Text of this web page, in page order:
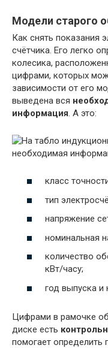
Модели старого
Как снять показания
счётчика. Его легко
колесика,
цифрами, которых
зависимости от его
выведена вся
информация. А это:
класс
тип
напряжение
номинальная
количество
кВт/часу;
год выпуска и
Цифрами в рамочке
диске есть
помогает определить